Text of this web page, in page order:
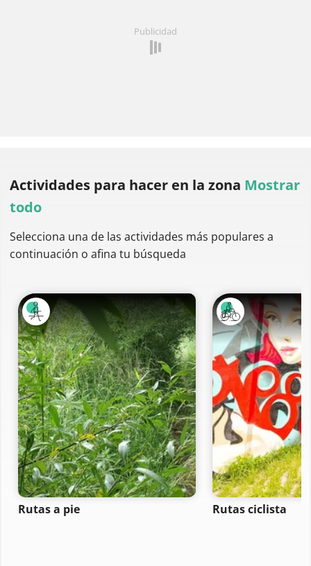
Publicidad
Actividades para hacer en la zona Mostrar
todo
Selecciona una de las actividades más populares a
continuación o afina tu búsqueda
Rutas a pie Rutas ciclista